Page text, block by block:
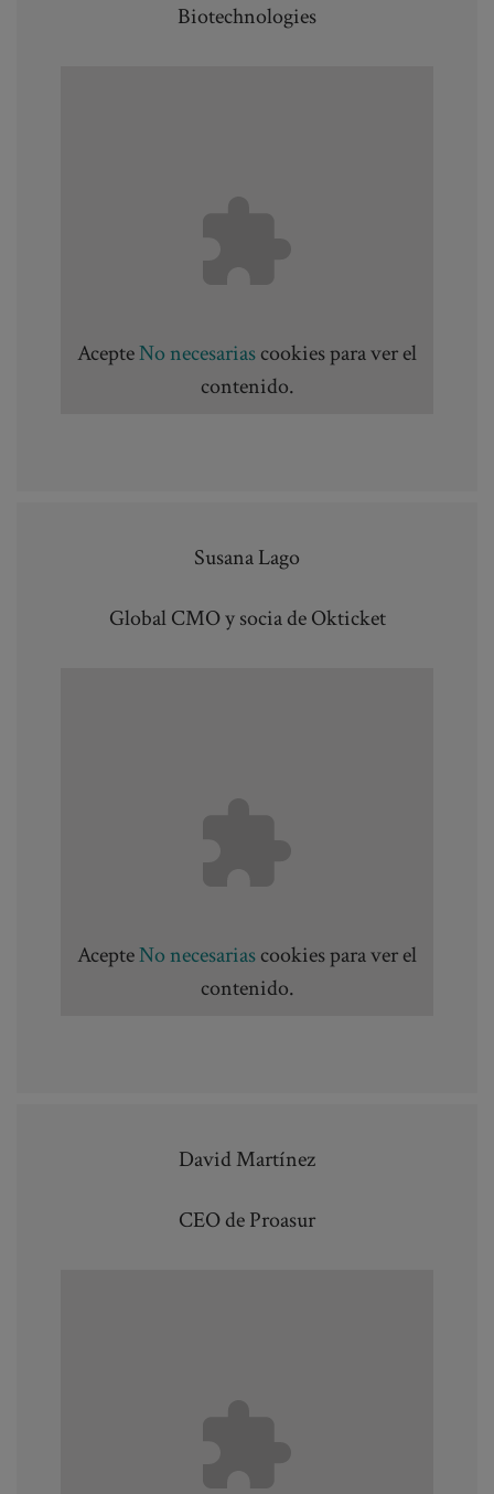
Biotechnologies
AcepteNo necesariascookies para ver el
contenido.
Susana Lago
Global CMO y socia de Okticket
AcepteNo necesariascookies para ver el
contenido.
David Martínez
CEO de Proasur